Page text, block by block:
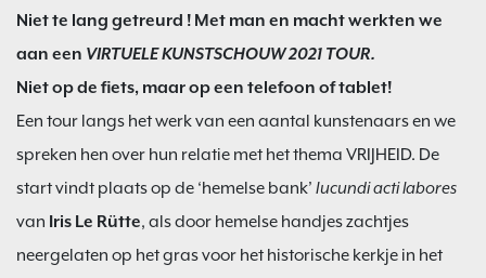
Niet te lang getreurd ! Met man en macht werkten we
aan een VIRTUELE KUNSTSCHOUW 2021 TOUR.
Niet op de fiets, maar op een telefoon of tablet!
Een tour langs het werk van een aantal kunstenaars en we
spreken hen over hun relatie met het thema VRIJHEID. De
start vindt plaats op de ‘hemelse bank’ Iucundi acti labores
van Iris Le Rütte, als door hemelse handjes zachtjes
neergelaten op het gras voor het historische kerkje in het